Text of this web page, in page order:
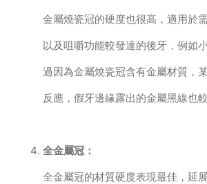
金屬燒瓷冠的硬度也很高，適用於
以及咀嚼功能較發達的後牙，例如
過因為金屬燒瓷冠含有金屬材質，
反應，假牙邊緣露出的金屬黑線也較
全金屬冠：
全金屬冠的材質硬度表現最佳，延